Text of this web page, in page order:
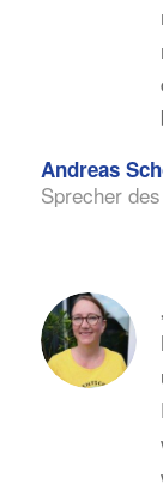
Andreas
Sprecher